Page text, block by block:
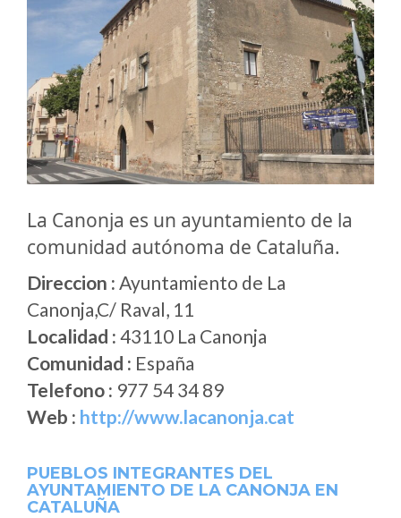
La Canonja es un ayuntamiento de la
comunidad autónoma de Cataluña.
Direccion : Ayuntamiento de La
Canonja,C/ Raval, 11
Localidad : 43110 La Canonja
Comunidad : España
Telefono : 977 54 34 89
Web : http://www.lacanonja.cat
PUEBLOS INTEGRANTES DEL
AYUNTAMIENTO DE LA CANONJA EN
CATALUÑA